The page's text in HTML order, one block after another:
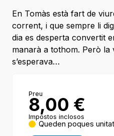
En Tomàs està fart de
corrent, i que sempre li
dia es desperta convertit
manarà a tothom. Però la
s’esperava…
Preu
8,00 €
Impostos inclosos
Queden poques